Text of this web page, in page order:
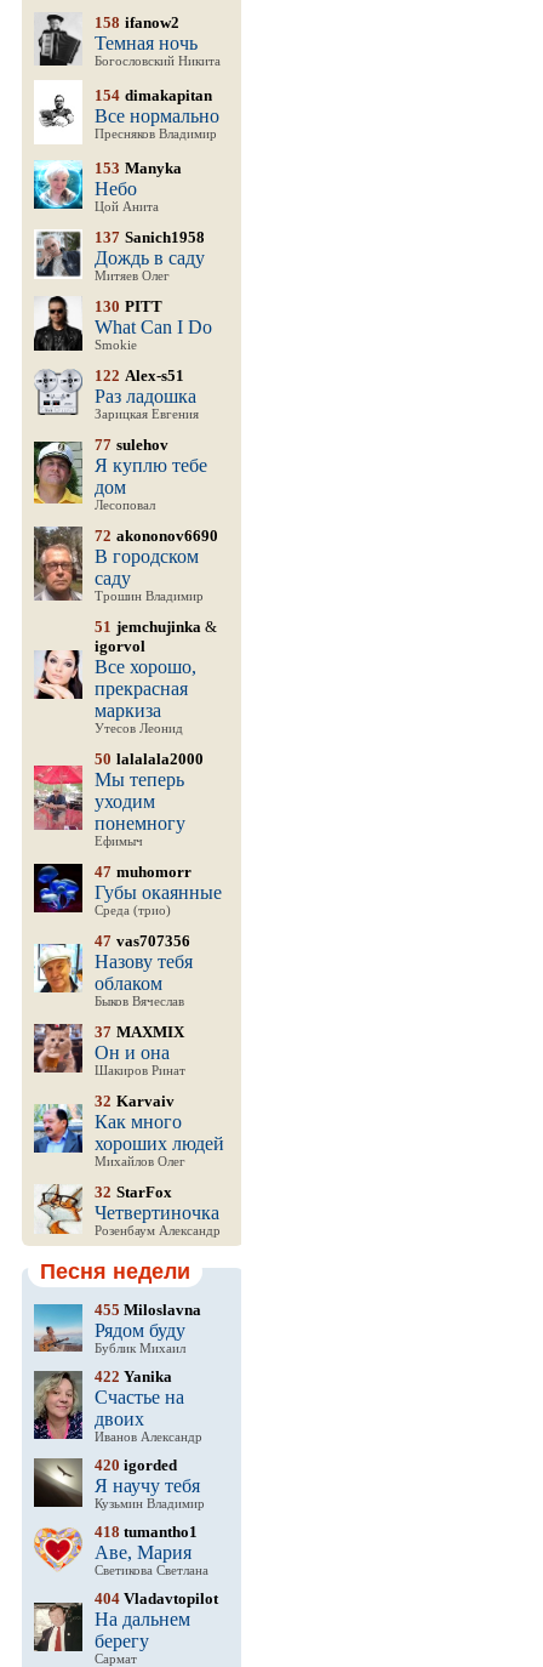
158 ifanow2
Темная ночь
Богословский Никита
154 dimakapitan
Все нормально
Пресняков Владимир
153 Manyka
Небо
Цой Анита
137 Sanich1958
Дождь в саду
Митяев Олег
130 PITT
What Can I Do
Smokie
122 Alex-s51
Раз ладошка
Зарицкая Евгения
77 sulehov
Я куплю тебе
дом
Лесоповал
72 akononov6690
В городском
саду
Трошин Владимир
51 jemchujinka &
igorvol
Все хорошо,
прекрасная
маркиза
Утесов Леонид
50 lalalala2000
Мы теперь
уходим
понемногу
Ефимыч
47 muhomorr
Губы окаянные
Среда (трио)
47 vas707356
Назову тебя
облаком
Быков Вячеслав
37 MAXMIX
Он и она
Шакиров Ринат
32 Karvaiv
Как много
хороших людей
Михайлов Олег
32 StarFox
Четвертиночка
Розенбаум Александр
Песня недели
455 Miloslavna
Рядом буду
Бублик Михаил
422 Yanika
Счастье на
двоих
Иванов Александр
420 igorded
Я научу тебя
Кузьмин Владимир
418 tumantho1
Аве, Мария
Светикова Светлана
404 Vladavtopilot
На дальнем
берегу
Сармат